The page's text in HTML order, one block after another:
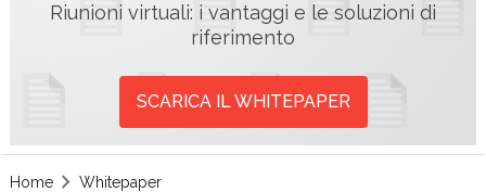
Riunioni virtuali: i vantaggi e le soluzioni di
riferimento
SCARICA IL WHITEPAPER
Home Whitepaper